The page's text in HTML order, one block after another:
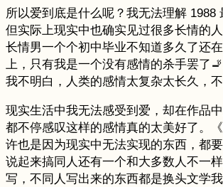
所以爱到底是什么呢？我无法理解
但实际上现实中也确实见过很多长情的
长情男一个个初中毕业不知道多久了还
上，只有我是一个没有感情的杀手罢了🚬
我不明白，人类的感情太复杂太长久，不
现实生活中我无法感受到爱，却在作品
都不停感叹这样的感情真的太美好了。
许也是因为现实中无法实现的东西，都
说起来搞同人还有一个和大多数人不一
写，不同人写出来的东西都是换头文学